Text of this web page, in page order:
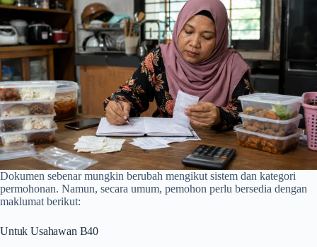
Dokumen sebenar mungkin berubah mengikut sistem dan kategori
permohonan. Namun, secara umum, pemohon perlu bersedia dengan
maklumat berikut:
Untuk Usahawan B40